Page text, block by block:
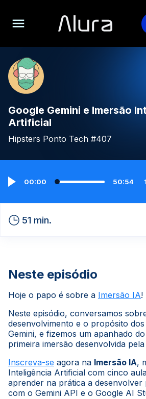
Google Gemini e Imersão
Artificial
Hipsters Ponto Tech #407
00:00 50:54
51 min.
Neste episódio
Hoje o papo é sobre a Imersão IA!
Neste episódio, conversamos
desenvolvimento e o propósito
Gemini, e fizemos um apanhado
primeira imersão desenvolvida pela
Inscreva-se agora na Imersão IA,
Inteligência Artificial com cinco
aprender na prática a desenvolver
com o Gemini API e o Google AI